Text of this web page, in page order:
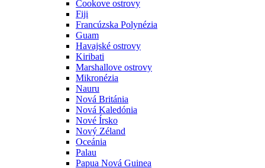
Cookove ostrovy
Fiji
Francúzska Polynézia
Guam
Havajské ostrovy
Kiribati
Marshallove ostrovy
Mikronézia
Nauru
Nová Británia
Nová Kaledónia
Nové Írsko
Nový Zéland
Oceánia
Palau
Papua Nová Guinea